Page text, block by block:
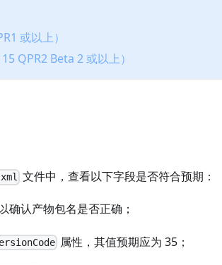
或以上）
QPR2 Beta 2 或以上）
文件中，查看以下字段是否符合预期：
确认产物包名是否正确；
属性，其值预期应为 35；